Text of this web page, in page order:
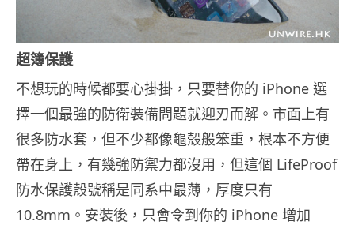
超簿保護
不想玩的時候都要心掛掛，只要替你的 iPhone 選
擇一個最強的防衛裝備問題就迎刃而解。市面上有
很多防水套，但不少都像龜殼般笨重，根本不方便
帶在身上，有幾強防禦力都沒用，但這個 LifeProof
防水保護殼號稱是同系中最薄，厚度只有
10.8mm。安裝後，只會令到你的 iPhone 增加